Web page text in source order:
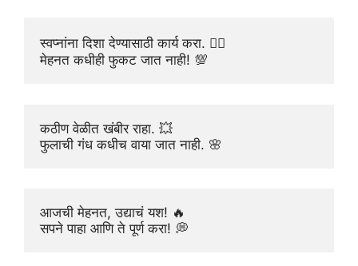
स्वप्नांना दिशा देण्यासाठी कार्य करा. 🏃‍♂️
मेहनत कधीही फुकट जात नाही! 💯
कठीण वेळीत खंबीर राहा. 💥
फुलाची गंध कधीच वाया जात नाही. 🌸
आजची मेहनत, उद्याचं यश! 🔥
सपने पाहा आणि ते पूर्ण करा! 💭